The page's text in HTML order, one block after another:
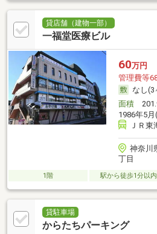
貸店舗（建物一部）
一福堂医療ビル
60万円
管理費等
なし(3
面積
1986年5
ＪＲ
神奈川
丁目
1階 駅から徒歩1分以内
貸駐車場
からたちパーキング